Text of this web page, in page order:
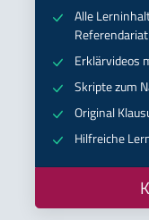
Alle
Erklärvideos
Skripte zum
Original
Hilfreiche